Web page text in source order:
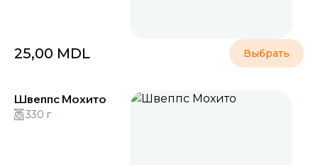
25,00 MDL Выбрать
Швеппс Мохито
330 г